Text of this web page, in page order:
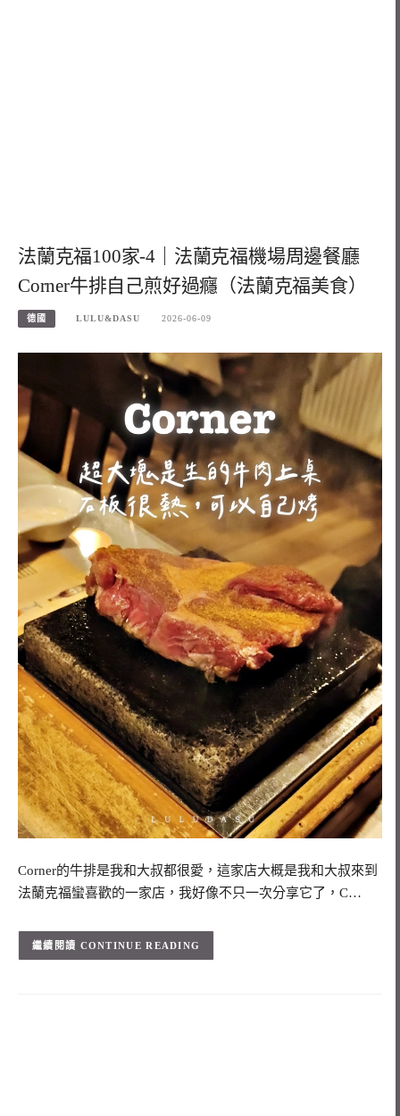
法蘭克福100家-4｜法蘭克福機場周邊餐廳
Corner牛排自己煎好過癮（法蘭克福美食）
德國 LULU&DASU 2026-06-09
Corner的牛排是我和大叔都很愛，這家店大概是我和大叔來到
法蘭克福蠻喜歡的一家店，我好像不只一次分享它了，C…
CONTINUE READING